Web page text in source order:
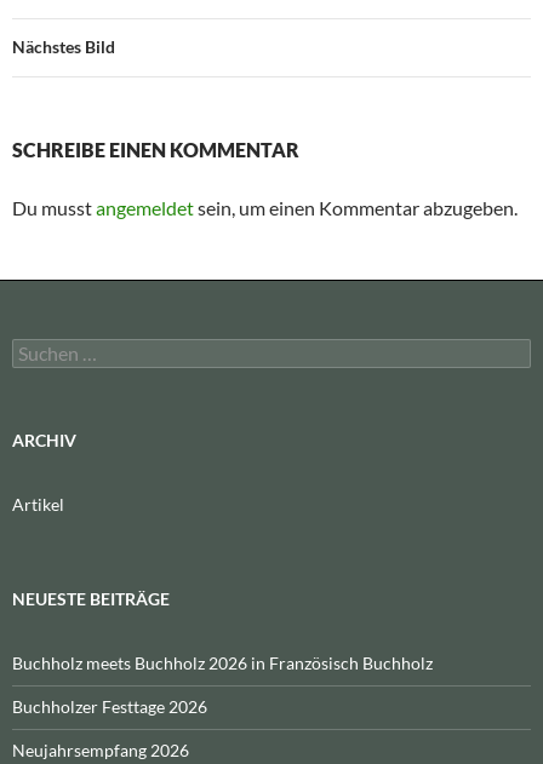
Nächstes Bild
SCHREIBE EINEN KOMMENTAR
Du musstangemeldetsein, um einen Kommentar abzugeben.
Suchen
nach:
ARCHIV
Artikel
NEUESTE BEITRÄGE
Buchholz meets Buchholz 2026 in Französisch Buchholz
Buchholzer Festtage 2026
Neujahrsempfang 2026